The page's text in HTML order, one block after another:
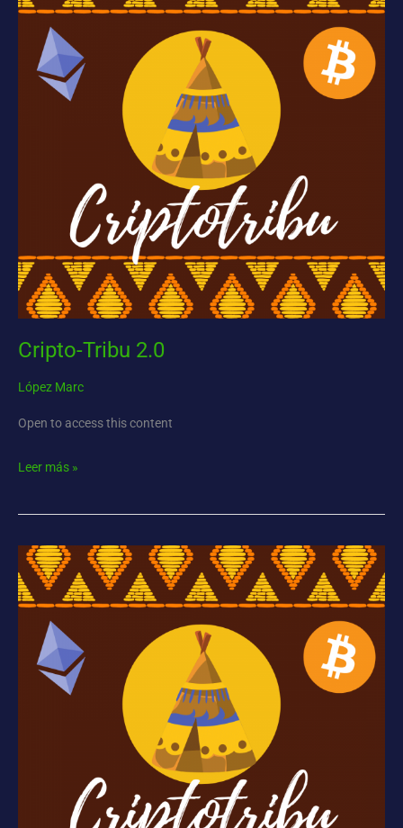
Cripto-Tribu 2.0
López Marc
Open to access this content
2.0
Leer más »
Cripto-
Tribu
Segunda
Edición